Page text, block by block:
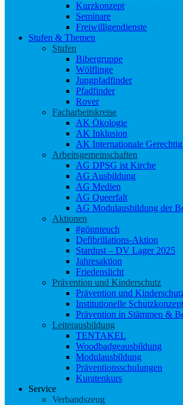
Kurzkonzept
Seminare
Freiwilligendienste
Stufen & Themen
Stufen
Bibergruppe
Wölflinge
Jungpfadfinder
Pfadfinder
Rover
Facharbeitskreise
AK Ökologie
AK Inklusion
AK Internationale
Arbeitsgemeinschaften
AG DPSG ist Kirche
AG Ausbildung
AG Medien
AG Queerfalt
AG Modulausbildung der
Aktionen
#gönnteuch
Defibrillations-Aktion
Stardust – DV Lager 2025
Jahresaktion
Friedenslicht
Prävention und Kinderschutz
Prävention und
Institutionelle
Prävention in Stämmen &
Leiterausbildung
TENTAKEL
Woodbadgeausbildung
Modulausbildung
Präventionsschulungen
Kuratenkurs
Service
Verbandszeug